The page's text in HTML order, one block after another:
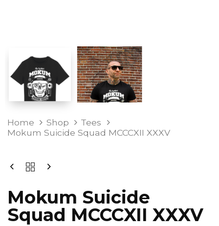
Home Shop
Tees
Mokum Suicide Squad MCCCXII XXXV
Mokum Suicide
Squad MCCCXII XXXV
MOKUM
SUICIDE
QUANTITY